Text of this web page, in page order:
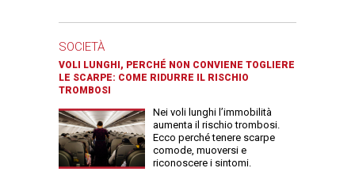
SOCIETÀ
VOLI LUNGHI, PERCHÉ NON CONVIENE TOGLIERE
LE SCARPE: COME RIDURRE IL RISCHIO
TROMBOSI
Nei voli lunghi l’immobilità
aumenta il rischio trombosi.
Ecco perché tenere scarpe
comode, muoversi e
riconoscere i sintomi.